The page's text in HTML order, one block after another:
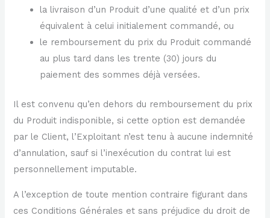
la livraison d’un Produit d’une qualité et d’un prix
équivalent à celui initialement commandé, ou
le remboursement du prix du Produit commandé
au plus tard dans les trente (30) jours du
paiement des sommes déjà versées.
Il est convenu qu’en dehors du remboursement du prix
du Produit indisponible, si cette option est demandée
par le Client, l’Exploitant n’est tenu à aucune indemnité
d’annulation, sauf si l’inexécution du contrat lui est
personnellement imputable.
A l’exception de toute mention contraire figurant dans
ces Conditions Générales et sans préjudice du droit de